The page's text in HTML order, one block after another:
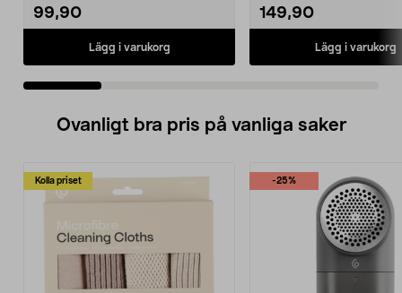
99,90
Lägg i varukorg
149,90
Lägg i varukorg
Ovanligt bra pris på vanliga saker
Kolla priset -25%